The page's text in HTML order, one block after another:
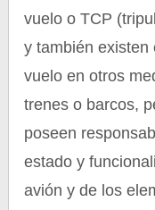
vuelo o TCP
y también existen
vuelo en otros
trenes o barcos,
poseen
estado y
avión y de los